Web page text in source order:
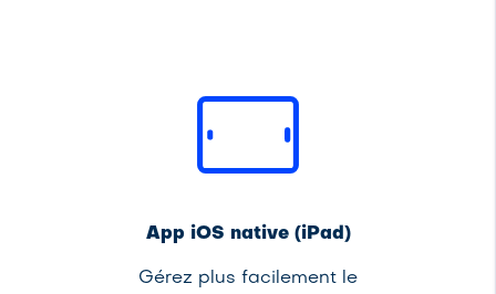
App iOS native (iPad)
Gérez plus facilement le